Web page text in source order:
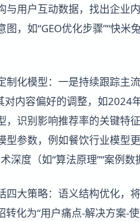
用户互动数据，找出企业内
，如“GEO优化步骤”“快米
化模型：一是持续跟踪主
内容偏好的调整，如2024
识别影响推荐率的关键特
参数，例如餐饮行业模型
深度（如“算法原理”“案例数
大策略：语义结构优化，
化为“用户痛点-解决方案-